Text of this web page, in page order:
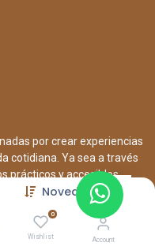
Novedades
0
Wishlist Account
por crear experiencias
cotidiana. Ya sea a través
prácticos y accesibles,
quienes nos visitan.
tienda variada, trabajamos
cercana y